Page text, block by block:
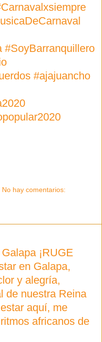
#SoyBarranquillero
#ajajuancho
No hay comentarios:
¡RUGE
en Galapa,
y alegría,
de nuestra Reina
aquí, me
africanos de